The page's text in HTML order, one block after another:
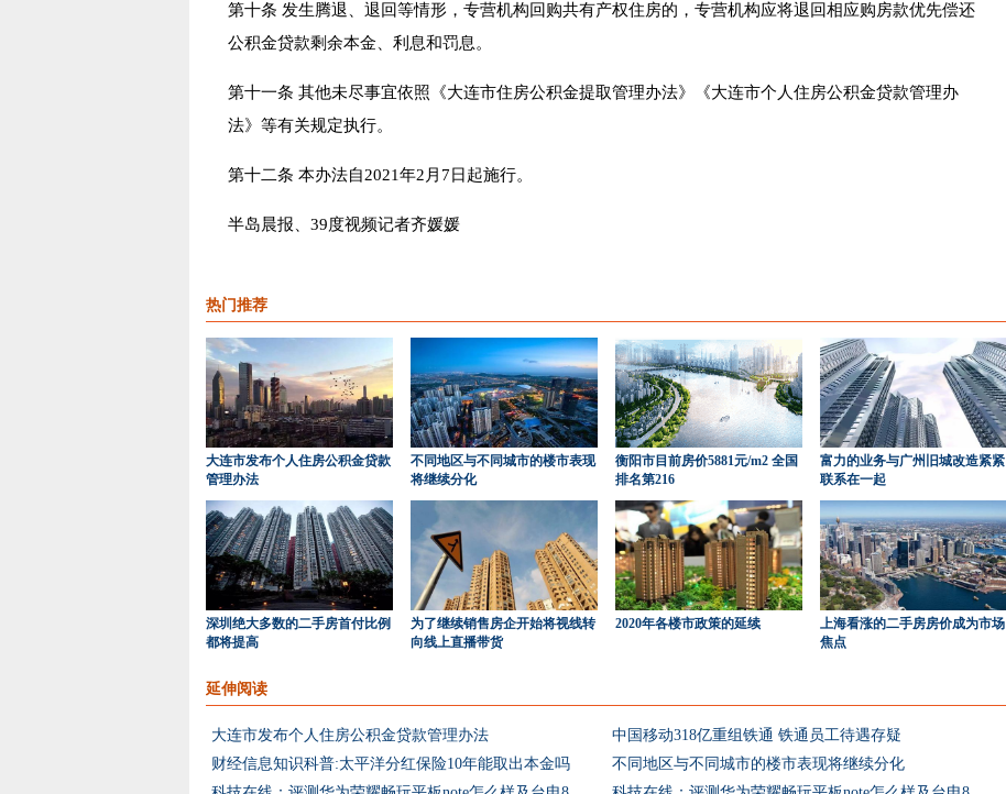
第十条 发生腾退、退回等情形，专营机构回购共有产权住房的，专营机构应将退回相应购房款优先偿还
公积金贷款剩余本金、利息和罚息。
第十一条 其他未尽事宜依照《大连市住房公积金提取管理办法》《大连市个人住房公积金贷款管理办
法》等有关规定执行。
第十二条 本办法自2021年2月7日起施行。
半岛晨报、39度视频记者齐媛媛
热门推荐
大连市发布个人住房公积金贷款
管理办法
不同地区与不同城市的楼市表现
将继续分化
衡阳市目前房价5881元/m2 全国
排名第216
富力的业务与广州旧城改造紧紧
联系在一起
深圳绝大多数的二手房首付比例
都将提高
为了继续销售房企开始将视线转
向线上直播带货
2020年各楼市政策的延续
上海看涨的二手房房价成为市场
焦点
延伸阅读
大连市发布个人住房公积金贷款管理办法
中国移动318亿重组铁通 铁通员工待遇存疑
财经信息知识科普:太平洋分红保险10年能取出本金吗
不同地区与不同城市的楼市表现将继续分化